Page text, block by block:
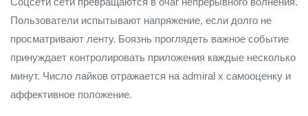
Пользователи испытывают напряжение, если долго не
просматривают ленту. Боязнь проглядеть важное событие
принуждает контролировать приложения каждые несколько
минут. Число лайков отражается на admiral x самооценку и
аффективное положение.